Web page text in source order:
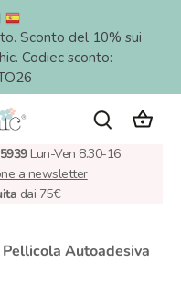
Sconto del 10% sui
Codiec sconto:
Lun-Ven 8.30-16
a newsletter
dai 75€
Pellicola Autoadesiva